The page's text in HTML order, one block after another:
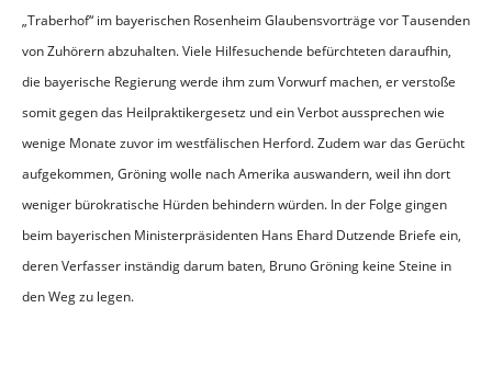
„Traberhof“ im bayerischen Rosenheim Glaubensvorträge vor Tausenden
von Zuhörern abzuhalten. Viele Hilfesuchende befürchteten daraufhin,
die bayerische Regierung werde ihm zum Vorwurf machen, er verstoße
somit gegen das Heilpraktikergesetz und ein Verbot aussprechen wie
wenige Monate zuvor im westfälischen Herford. Zudem war das Gerücht
aufgekommen, Gröning wolle nach Amerika auswandern, weil ihn dort
weniger bürokratische Hürden behindern würden. In der Folge gingen
beim bayerischen Ministerpräsidenten Hans Ehard Dutzende Briefe ein,
deren Verfasser inständig darum baten, Bruno Gröning keine Steine in
den Weg zu legen.